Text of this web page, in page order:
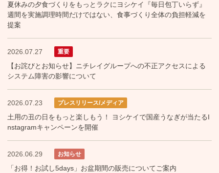
夏休みの夕食づくりをもっとラクにヨシケイ『毎日包丁いらず』
週間を実施調理時間だけではない、食事づくり全体の負担軽減を
提案
2026.07.27 重要
【お詫びとお知らせ】ニチレイグループへの不正アクセスによる
システム障害の影響について
2026.07.23 プレスリリース/メディア
土用の丑の日をもっと楽しもう！ ヨシケイで国産うなぎが当たるI
nstagramキャンペーンを開催
2026.06.29 お知らせ
「お得！お試し5days」お盆期間の販売についてご案内